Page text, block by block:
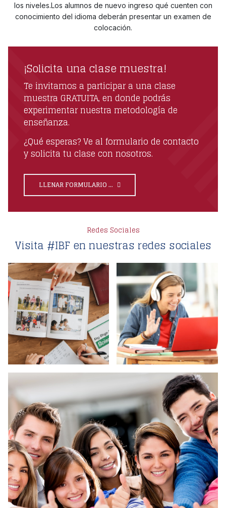
los niveles.Los alumnos de nuevo ingreso qué cuenten con
conocimiento del idioma deberán presentar un examen de
colocación.
¡Solicita una clase muestra!
Te invitamos a participar a una clase
muestra GRATUITA, en donde podrás
experimentar nuestra metodología de
enseñanza.
¿Qué esperas? Ve al formulario de contacto
y solicita tu clase con nosotros.
LLENAR FORMULARIO ...
Redes Sociales
Visita #IBF en nuestras redes sociales